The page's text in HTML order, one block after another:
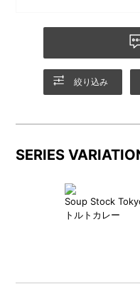
絞り込み
SERIES
Soup Stock
トルトカレー